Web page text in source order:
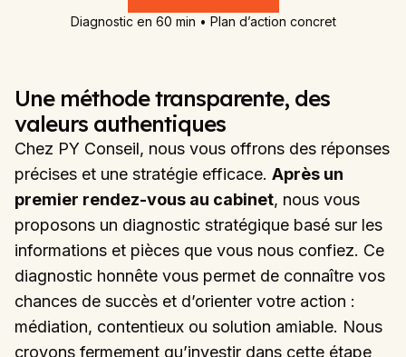
Diagnostic en 60 min • Plan d’action concret
Une méthode transparente, des
valeurs authentiques
Chez PY Conseil, nous vous offrons des réponses
précises et une stratégie efficace. Après un
premier rendez-vous au cabinet, nous vous
proposons un diagnostic stratégique basé sur les
informations et pièces que vous nous confiez. Ce
diagnostic honnête vous permet de connaître vos
chances de succès et d’orienter votre action :
médiation, contentieux ou solution amiable. Nous
croyons fermement qu’investir dans cette étape